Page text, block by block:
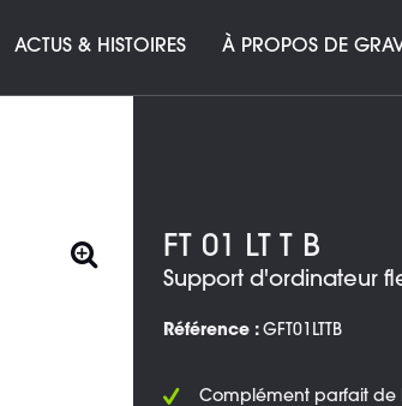
ACTUS & HISTOIRES À PROPOS DE
FT 01 LT T B
Support d'ordinateur
Référence : GFT01LTTB
Complément parfait de